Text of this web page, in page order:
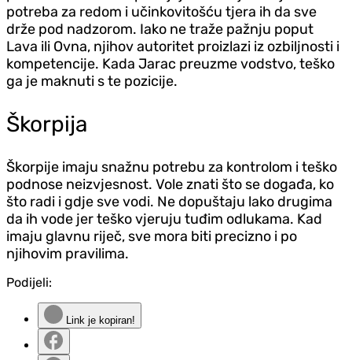
potreba za redom i učinkovitošću tjera ih da sve
drže pod nadzorom. Iako ne traže pažnju poput
Lava ili Ovna, njihov autoritet proizlazi iz ozbiljnosti i
kompetencije. Kada Jarac preuzme vodstvo, teško
ga je maknuti s te pozicije.
Škorpija
Škorpije imaju snažnu potrebu za kontrolom i teško
podnose neizvjesnost. Vole znati što se događa, ko
što radi i gd‌je sve vodi. Ne dopuštaju lako drugima
da ih vode jer teško vjeruju tuđim odlukama. Kad
imaju glavnu riječ, sve mora biti precizno i po
njihovim pravilima.
Podijeli:
Link je kopiran!